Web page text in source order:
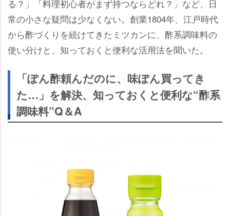
る？」「料理初心者がまず持つならどれ？」など、日
常の小さな疑問は少なくない。創業1804年、江戸時代
から酢づくりを続けてきたミツカンに、酢系調味料の
使い分けと、知っておくと便利な活用法を聞いた。
「ぽん酢頼んだのに、味ぽん買ってき
た…」を解決、知っておくと便利な“酢系
調味料”Q＆A